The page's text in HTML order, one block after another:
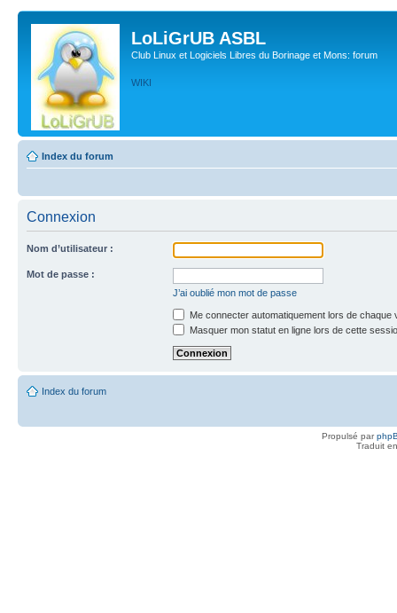
LoLiGrUB ASBL
Club Linux et Logiciels Libres du Borinage et Mons: forum
WIKI
Index du forum
Connexion
Nom d’utilisateur :
Mot de passe :
J’ai oublié mon mot de passe
Me connecter automatiquement lors de chaque
Masquer mon statut en ligne lors de cette
Index du forum
Propulsé par
Traduit